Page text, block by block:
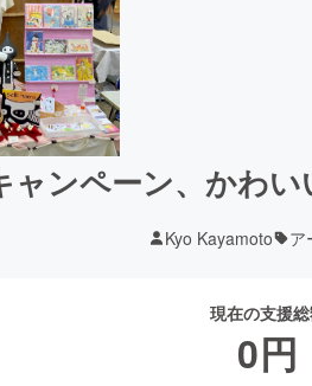
ャンペーン、かわ
Kyo Kayamoto ア
現在の支援
0円